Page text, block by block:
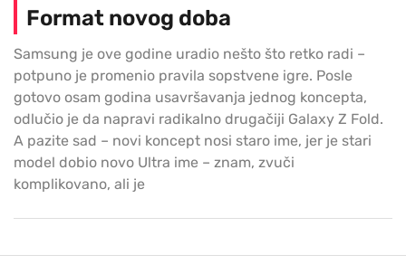
Format novog doba
Samsung je ove godine uradio nešto što retko radi –
potpuno je promenio pravila sopstvene igre. Posle
gotovo osam godina usavršavanja jednog koncepta,
odlučio je da napravi radikalno drugačiji Galaxy Z Fold.
A pazite sad – novi koncept nosi staro ime, jer je stari
model dobio novo Ultra ime – znam, zvuči
komplikovano, ali je